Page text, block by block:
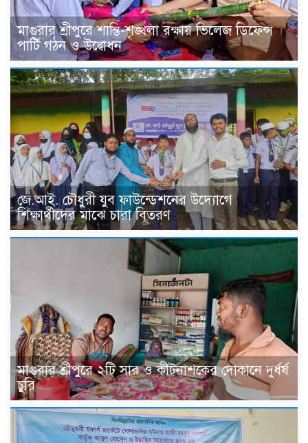
মাগুরার শ্রীপুরে শান্তি-শৃঙ্খলা রক্ষায় ভিলেজ ডিফেন্স
পার্টি গঠন ও উদ্বোধন
জে.আই. চৌধুরী যুব ফাউন্ডেশনের উদ্যোগে
শিক্ষার্থীদের মাঝে চারা বিতরণ
মাগুরার শ্রীপুরে ২টি সার ও কীটনাশকের দোকানে দুর্ধর্ষ
চুরি